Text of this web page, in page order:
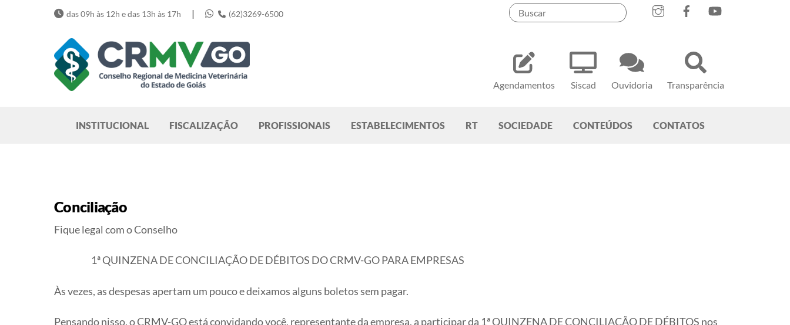
Agendamentos Siscad Ouvidoria Transparência
das 09h às 12h e das 13h às 17h | (62)3269-6500
INSTITUCIONAL FISCALIZAÇÃO PROFISSIONAIS ESTABELECIMENTOS RT SOCIEDADE CONTEÚDOS CONTATOS
Conciliação
Fique legal com o Conselho
1ª QUINZENA DE CONCILIAÇÃO DE DÉBITOS DO CRMV-GO PARA EMPRESAS
Às vezes, as despesas apertam um pouco e deixamos alguns boletos sem pagar.
Pensando nisso, o CRMV-GO está convidando você, representante da empresa, a participar da 1ª QUINZENA DE CONCILIAÇÃO DE DÉBITOS nos